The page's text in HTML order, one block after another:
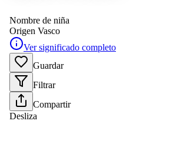
Nombre de niña
Origen Vasco
Ver significado completo
Guardar
Filtrar
Compartir
Desliza